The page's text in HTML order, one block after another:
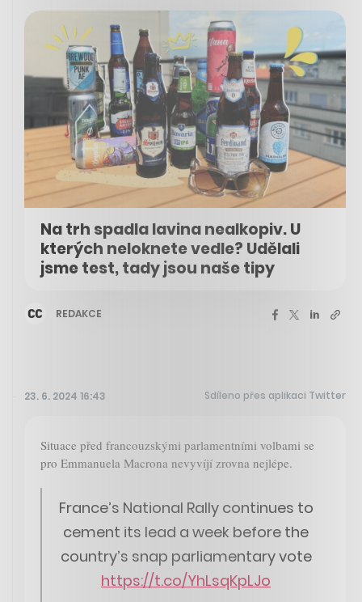
Na trh spadla lavina nealkopiv. U
kterých neloknete vedle? Udělali
jsme test, tady jsou naše tipy
REDAKCE
23. 6. 2024 16:43 Sdíleno přes aplikaci Twitter
Situace před francouzskými parlamentními volbami se
pro Emmanuela Macrona nevyvíjí zrovna nejlépe.
France’s National Rally continues to
cement its lead a week before the
country’s snap parliamentary vote
https://t.co/YhLsqKpLJo